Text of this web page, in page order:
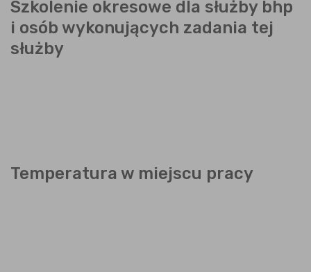
Szkolenie okresowe dla służby bhp
i osób wykonujących zadania tej
służby
Temperatura w miejscu pracy